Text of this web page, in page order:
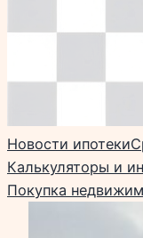
Новости ипотеки
Калькуляторы и
Покупка